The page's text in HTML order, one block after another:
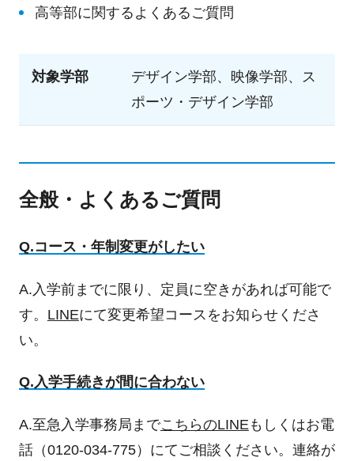
高等部に関するよくあるご質問
対象学部
デザイン学部、映像学部、ス
ポーツ・デザイン学部
全般・よくあるご質問
Q.コース・年制変更がしたい
A.入学前までに限り、定員に空きがあれば可能で
す。 LINEにて変更希望コースをお知らせくださ
い。
Q.入学手続きが間に合わない
A.至急入学事務局までこちらのLINE もしくはお電
話（0120-034-775）にてご相談ください。連絡が